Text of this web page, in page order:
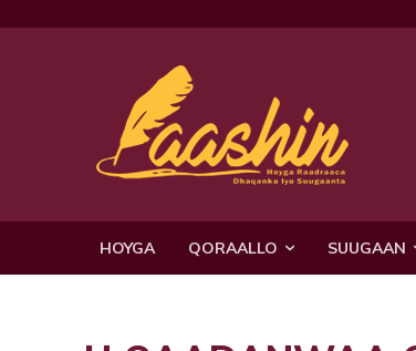
HOYGA QORAALLO SUUGAAN